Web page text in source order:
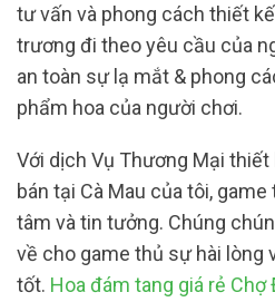
tư vấn và phong cách thiết
trương đi theo yêu cầu của
an toàn sự lạ mắt & phong
phẩm hoa của người chơi.
Với dịch Vụ Thương Mại
bán tại Cà Mau của tôi,
tâm và tin tưởng. Chúng
về cho game thủ sự hài lòng
tốt. Hoa đám tang giá rẻ Chợ